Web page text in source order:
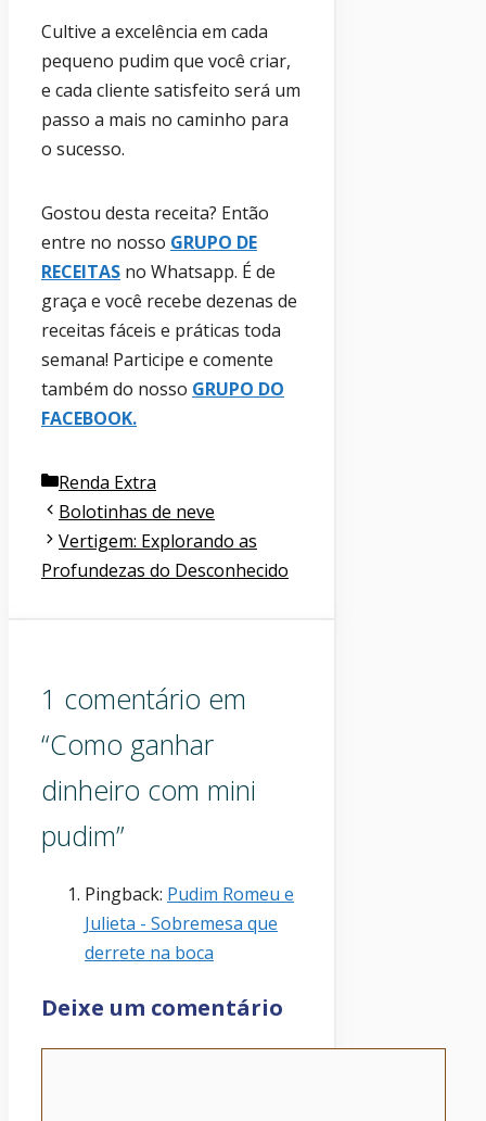
Cultive a excelência em cada
pequeno pudim que você criar,
e cada cliente satisfeito será um
passo a mais no caminho para
o sucesso.
Gostou desta receita? Então
entre no nosso GRUPO DE
RECEITAS no Whatsapp. É de
graça e você recebe dezenas de
receitas fáceis e práticas toda
semana! Participe e comente
também do nosso GRUPO DO
FACEBOOK.
Categorias
Renda Extra
Bolotinhas de neve
Vertigem: Explorando as
Profundezas do Desconhecido
1 comentário em
“Como ganhar
dinheiro com mini
pudim”
Pingback: Pudim Romeu e
Julieta - Sobremesa que
derrete na boca
Deixe um comentário